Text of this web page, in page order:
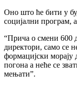
Оно што ће бити у
социjални програм,
“Прича о смени 600
директори, само се
формациjски мораjу
погона а неће се
мењати”.